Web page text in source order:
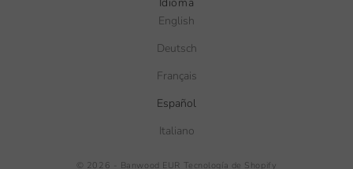
English
Deutsch
Français
Español
Italiano
© 2026 - Banwood EUR Tecnología de Shopify